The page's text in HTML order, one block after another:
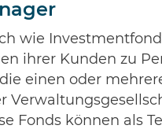
wie
ihrer Kunden zu
einen oder
Fonds können als